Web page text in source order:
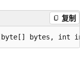
复制
bytes, int